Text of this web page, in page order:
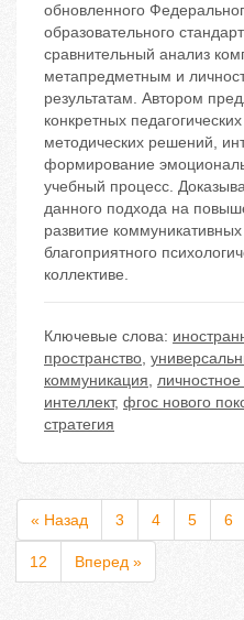
обновленного
образовательного
сравнительный анализ
метапредметным и
результатам. Автором
конкретных
методических решений,
формирование
учебный процесс.
данного подхода на
развитие
благоприятного
коллективе.
Ключевые слова:
пространство,
коммуникация, личностное
интеллект, фгос нового
стратегия
« Назад 3 4 5 6
12 Вперед »